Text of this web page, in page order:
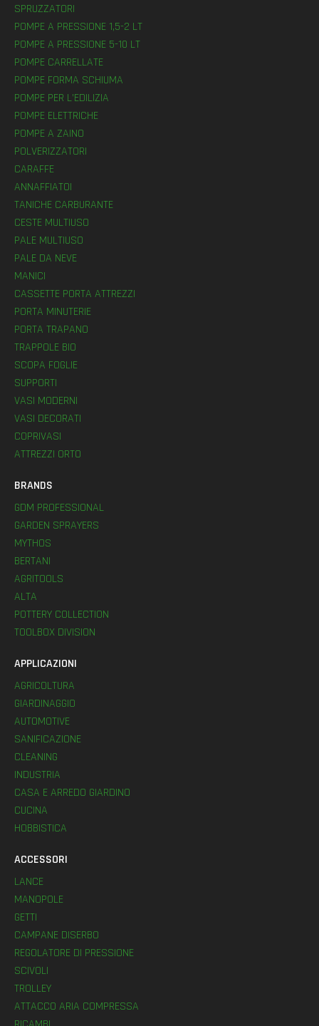
SPRUZZATORI
POMPE A PRESSIONE 1,5-2 LT
POMPE A PRESSIONE 5-10 LT
POMPE CARRELLATE
POMPE FORMA SCHIUMA
POMPE PER L’EDILIZIA
POMPE ELETTRICHE
POMPE A ZAINO
POLVERIZZATORI
CARAFFE
ANNAFFIATOI
TANICHE CARBURANTE
CESTE MULTIUSO
PALE MULTIUSO
PALE DA NEVE
MANICI
CASSETTE PORTA ATTREZZI
PORTA MINUTERIE
PORTA TRAPANO
TRAPPOLE BIO
SCOPA FOGLIE
SUPPORTI
VASI MODERNI
VASI DECORATI
COPRIVASI
ATTREZZI ORTO
BRANDS
GDM PROFESSIONAL
GARDEN SPRAYERS
MYTHOS
BERTANI
AGRITOOLS
ALTA
POTTERY COLLECTION
TOOLBOX DIVISION
APPLICAZIONI
AGRICOLTURA
GIARDINAGGIO
AUTOMOTIVE
SANIFICAZIONE
CLEANING
INDUSTRIA
CASA E ARREDO GIARDINO
CUCINA
HOBBISTICA
ACCESSORI
LANCE
MANOPOLE
GETTI
CAMPANE DISERBO
REGOLATORE DI PRESSIONE
SCIVOLI
TROLLEY
ATTACCO ARIA COMPRESSA